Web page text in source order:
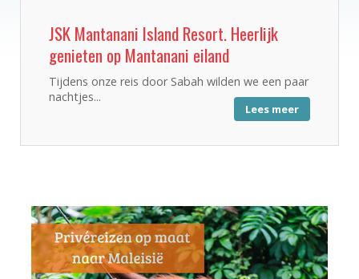
JSK Mantanani Island Resort. Heerlijk
genieten op Mantanani eiland
Tijdens onze reis door Sabah wilden we een paar
nachtjes...
Lees meer